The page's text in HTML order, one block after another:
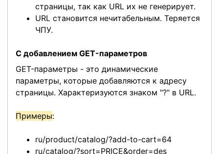
страницы, так как URL их не генерирует.
URL становится нечитабельным. Теряется
ЧПУ.
С добавлением GET-параметров
GET-параметры - это динамические
параметры, которые добавляются к адресу
страницы. Характеризуются знаком "?" в URL.
Примеры:
ru/product/catalog/?add-to-cart=64
ru/catalog/?sort=PRICE&order=des